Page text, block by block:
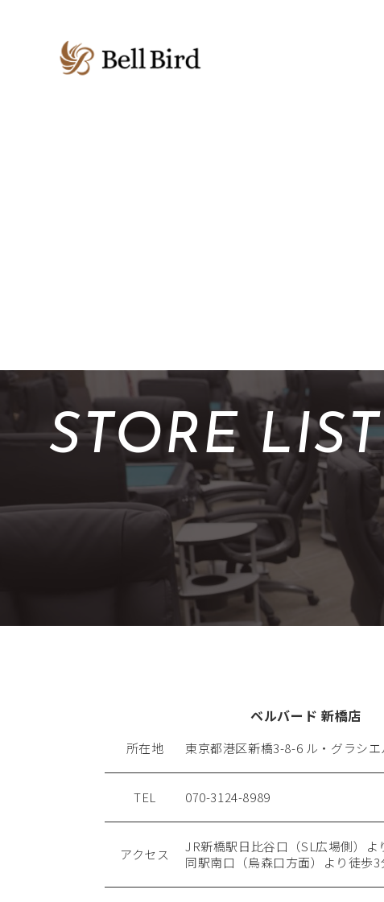
STORE LIST
ベルバード 新橋店
所在地 東京都港区新橋3-8-6 ル・グラシ
TEL 070-3124-8989
アクセス
JR新橋駅日比谷口（SL広場側）よ
同駅南口（烏森口方面）より徒歩3